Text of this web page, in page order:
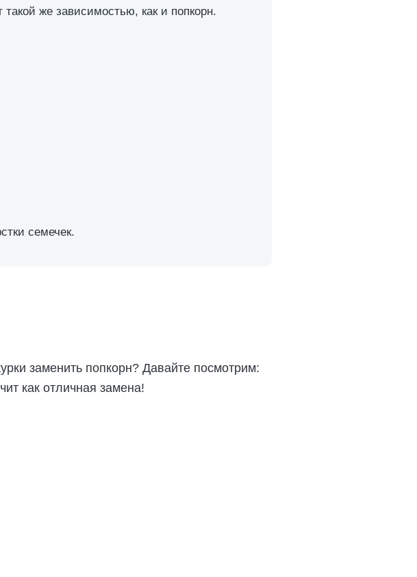
же зависимостью, как и попкорн.
семечек.
заменить попкорн? Давайте посмотрим:
как отличная замена!